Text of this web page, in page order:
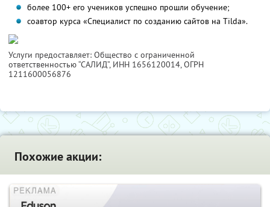
более 100+ его учеников успешно прошли обучение;
соавтор курса «Специалист по созданию сайтов на Tilda».
Услуги предоставляет: Общество с ограниченной
ответственностью “САЛИД”, ИНН 1656120014, ОГРН
1211600056876
Похожие акции: